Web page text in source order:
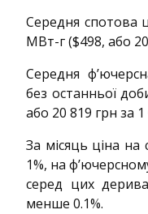
Середня спотова
МВт-г ($498, або
Середня
без останньої
або 20 819 грн за
За місяць ціна
1%, на
серед цих
менше 0.1%.